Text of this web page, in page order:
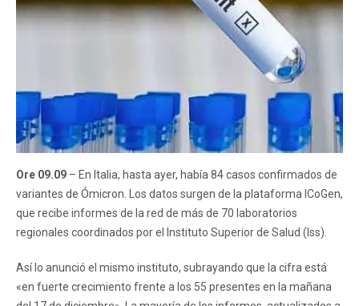
Ore 09.09 – En Italia, hasta ayer, había 84 casos confirmados de
variantes de Ómicron. Los datos surgen de la plataforma ICoGen,
que recibe informes de la red de más de 70 laboratorios
regionales coordinados por el Instituto Superior de Salud (Iss).
Así lo anunció el mismo instituto, subrayando que la cifra está
«en fuerte crecimiento frente a los 55 presentes en la mañana